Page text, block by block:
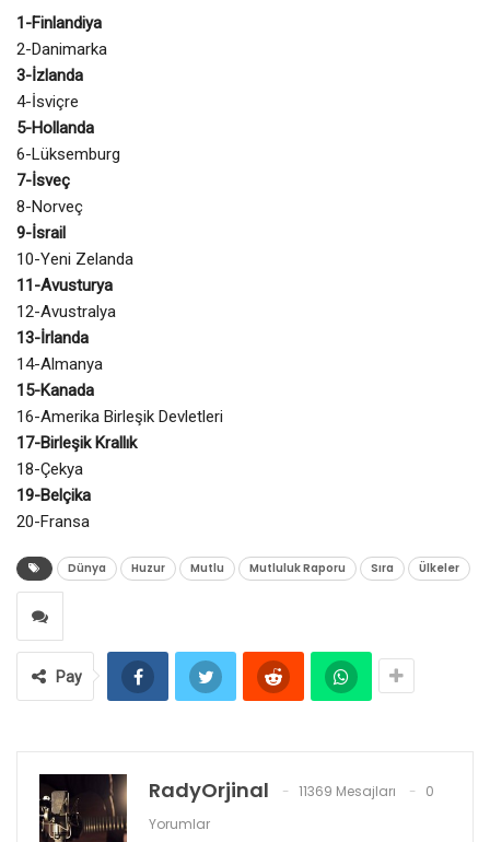
1-Finlandiya
2-Danimarka
3-İzlanda
4-İsviçre
5-Hollanda
6-Lüksemburg
7-İsveç
8-Norveç
9-İsrail
10-Yeni Zelanda
11-Avusturya
12-Avustralya
13-İrlanda
14-Almanya
15-Kanada
16-Amerika Birleşik Devletleri
17-Birleşik Krallık
18-Çekya
19-Belçika
20-Fransa
Dünya Huzur Mutlu Mutluluk Raporu Sıra Ülkeler
Pay
RadyOrjinal 11369 Mesajları
0
Yorumlar